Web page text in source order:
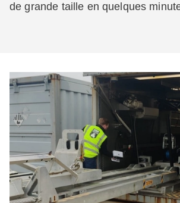
de grande taille en quelques